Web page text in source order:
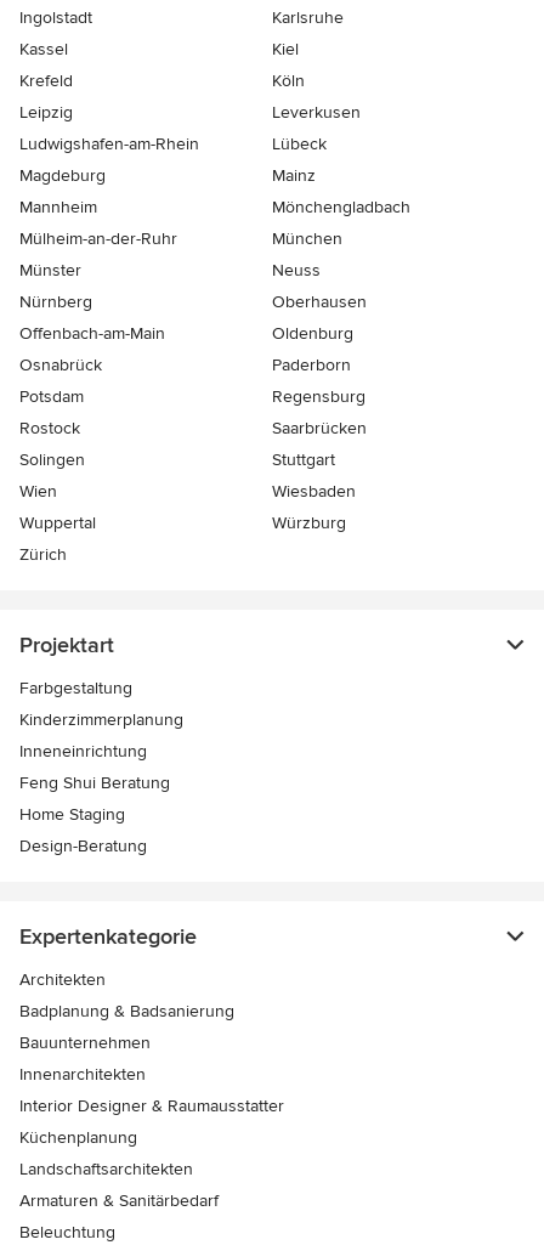
Ingolstadt
Karlsruhe
Kassel
Kiel
Krefeld
Köln
Leipzig
Leverkusen
Ludwigshafen-am-Rhein
Lübeck
Magdeburg
Mainz
Mannheim
Mönchen­gladbach
Mülheim-an-der-Ruhr
München
Münster
Neuss
Nürnberg
Oberhausen
Offenbach-am-Main
Oldenburg
Osnabrück
Paderborn
Potsdam
Regensburg
Rostock
Saarbrücken
Solingen
Stuttgart
Wien
Wiesbaden
Wuppertal
Würzburg
Zürich
Projektart
Farbgestaltung
Kinderzimmerplanung
Inneneinrichtung
Feng Shui Beratung
Home Staging
Design-Beratung
Expertenkategorie
Architekten
Badplanung & Badsanierung
Bauunternehmen
Innenarchitekten
Interior Designer & Raumausstatter
Küchenplanung
Landschaftsarchitekten
Armaturen & Sanitärbedarf
Beleuchtung